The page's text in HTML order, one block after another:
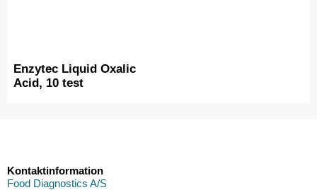
Enzytec Liquid Oxalic
Acid, 10 test
Kontaktinformation
Food Diagnostics A/S